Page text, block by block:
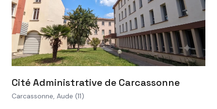
VOIR LE PROJET
Cité Administrative de Carcassonne
Carcassonne, Aude (11)